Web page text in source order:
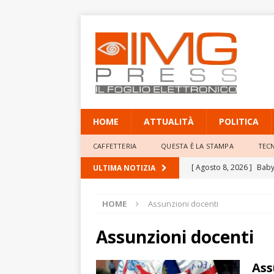
HOME ATTUALITÀ POLITICA
CAFFETTERIA QUESTA È LA STAMPA
ULTIMA NOTIZIA [ Agosto 8, 2026 ]
[ Agosto 8, 2026 ]
elevate
ATTUALITÀ
annulla il
HOME Assunzioni docenti
Assunzioni docenti